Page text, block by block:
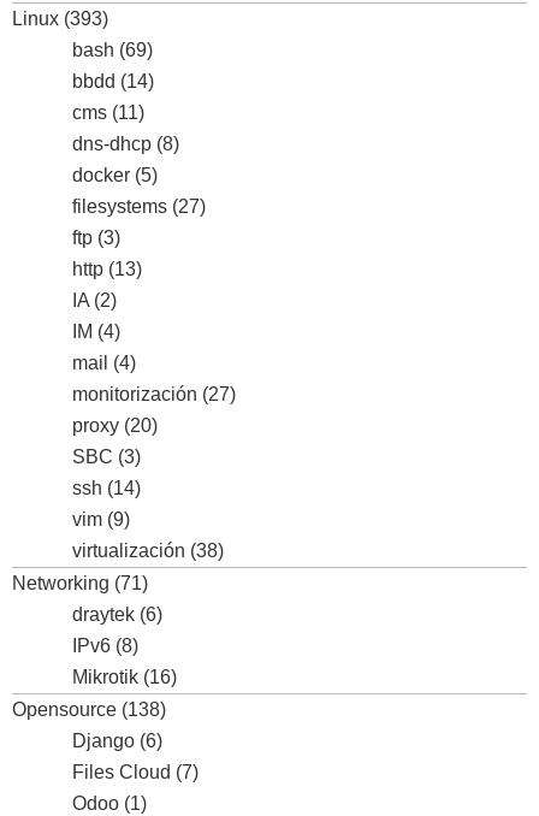
Linux (393)
bash (69)
bbdd (14)
cms (11)
dns-dhcp (8)
docker (5)
filesystems (27)
ftp (3)
http (13)
IA (2)
IM (4)
mail (4)
monitorización (27)
proxy (20)
SBC (3)
ssh (14)
vim (9)
virtualización (38)
Networking (71)
draytek (6)
IPv6 (8)
Mikrotik (16)
Opensource (138)
Django (6)
Files Cloud (7)
Odoo (1)